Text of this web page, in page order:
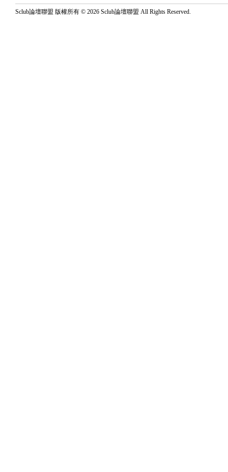
Sclub論壇聯盟 版權所有 © 2026 Sclub論壇聯盟 All Rights Reserved.